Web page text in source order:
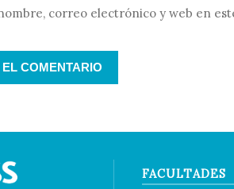
correo electrónico y web en
FACULTADES